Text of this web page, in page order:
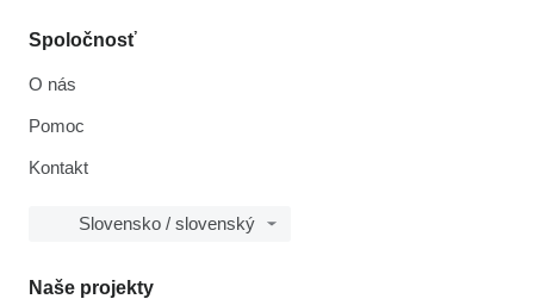
Spoločnosť
O nás
Pomoc
Kontakt
Slovensko / slovenský
Naše projekty